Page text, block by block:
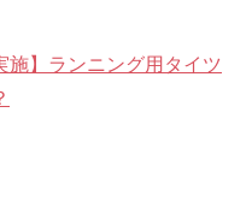
施】ランニング用タイツ